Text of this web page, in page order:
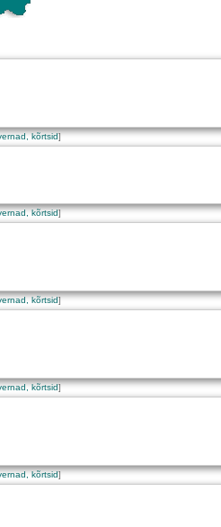
kõrtsid]
kõrtsid]
kõrtsid]
kõrtsid]
kõrtsid]